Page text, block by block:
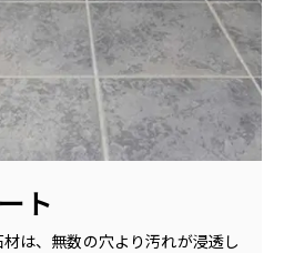
ト
は、無数の穴より汚れが浸透し